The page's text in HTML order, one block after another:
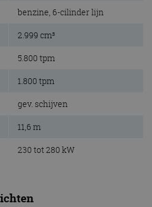
benzine, 6-cilinder lijn
2.999 cm³
5.800 tpm
1.800 tpm
gev. schijven
11,6 m
230 tot 280 kW